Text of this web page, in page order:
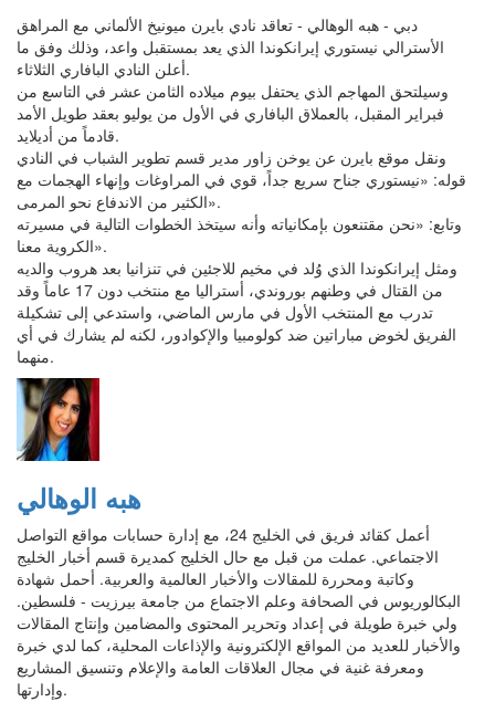
دبي - هبه الوهالي - تعاقد نادي بايرن ميونيخ الألماني مع المراهق
الأسترالي نيستوري إيرانكوندا الذي يعد بمستقبل واعد، وذلك وفق ما
أعلن النادي البافاري الثلاثاء.
وسيلتحق المهاجم الذي يحتفل بيوم ميلاده الثامن عشر في التاسع من
فبراير المقبل، بالعملاق البافاري في الأول من يوليو بعقد طويل الأمد
قادماً من أديلايد.
ونقل موقع بايرن عن يوخن زاور مدير قسم تطوير الشباب في النادي
قوله: «نيستوري جناح سريع جداً، قوي في المراوغات وإنهاء الهجمات مع
الكثير من الاندفاع نحو المرمى».
وتابع: «نحن مقتنعون بإمكانياته وأنه سيتخذ الخطوات التالية في مسيرته
الكروية معنا».
ومثل إيرانكوندا الذي وُلد في مخيم للاجئين في تنزانيا بعد هروب والديه
من القتال في وطنهم بوروندي، أستراليا مع منتخب دون 17 عاماً وقد
تدرب مع المنتخب الأول في مارس الماضي، واستدعي إلى تشكيلة
الفريق لخوض مباراتين ضد كولومبيا والإكوادور، لكنه لم يشارك في أي
منهما.
هبه الوهالي
أعمل كقائد فريق في الخليج 24، مع إدارة حسابات مواقع التواصل
الاجتماعي. عملت من قبل مع حال الخليج كمديرة قسم أخبار الخليج
وكاتبة ومحررة للمقالات والأخبار العالمية والعربية. أحمل شهادة
البكالوريوس في الصحافة وعلم الاجتماع من جامعة بيرزيت - فلسطين.
ولي خبرة طويلة في إعداد وتحرير المحتوى والمضامين وإنتاج المقالات
والأخبار للعديد من المواقع الإلكترونية والإذاعات المحلية، كما لدي خبرة
ومعرفة غنية في مجال العلاقات العامة والإعلام وتنسيق المشاريع
وإدارتها.